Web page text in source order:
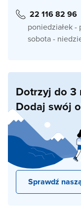
22 116 82 96
poniedziałek
sobota -
Dotrzyj do
Dodaj swój
Sprawdź